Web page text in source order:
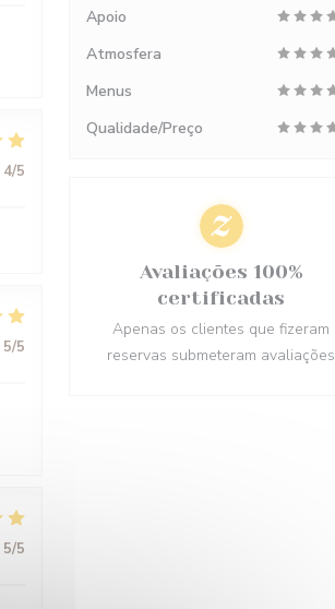
4/5
5/5
5/5
Apoio
Atmosfera
Menus
Qualidade/Preço
Avaliações 100%
certificadas
Apenas os clientes que fizeram
reservas submeteram avaliações